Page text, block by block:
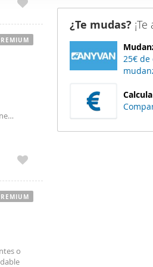
funciones
del
del uso
o
¿Te mudas?
25€ de